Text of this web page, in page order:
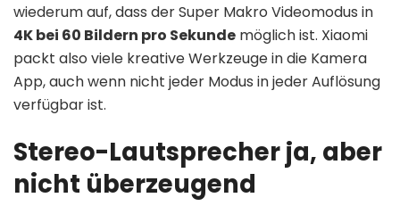
wiederum auf, dass der Super Makro Videomodus in
4K bei 60 Bildern pro Sekunde möglich ist. Xiaomi
packt also viele kreative Werkzeuge in die Kamera
App, auch wenn nicht jeder Modus in jeder Auflösung
verfügbar ist.
Stereo-Lautsprecher ja, aber
nicht überzeugend